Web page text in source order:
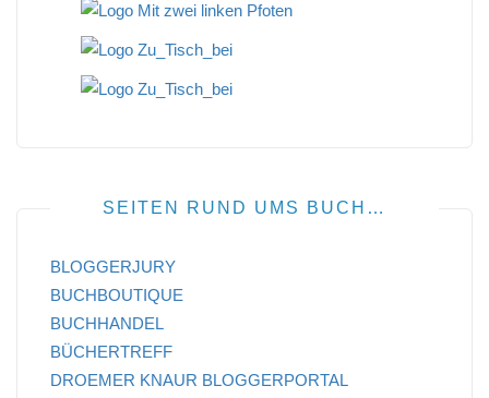
SEITEN RUND UMS BUCH…
BLOGGERJURY
BUCHBOUTIQUE
BUCHHANDEL
BÜCHERTREFF
DROEMER KNAUR BLOGGERPORTAL